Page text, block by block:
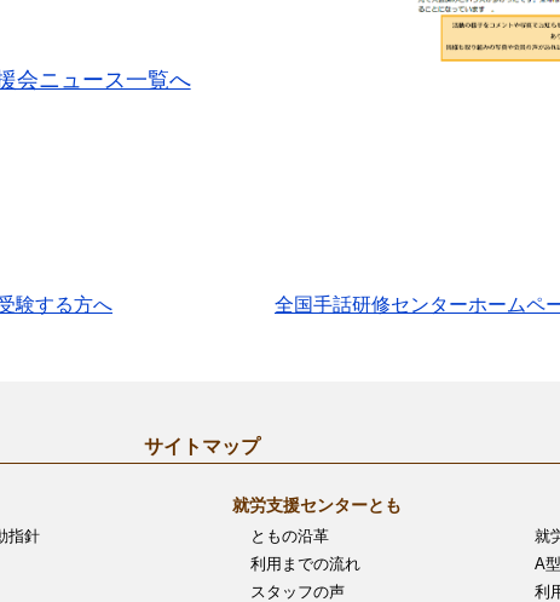
会ニュース一覧へ
験する方へ 全国手話研修センターホームペ
サイトマップ
指針
就労支援センターとも
ともの沿革
就
利用までの流れ
A
スタッフの声
利